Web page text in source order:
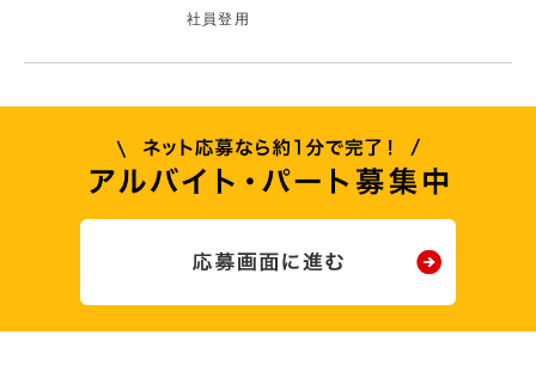
社員登用